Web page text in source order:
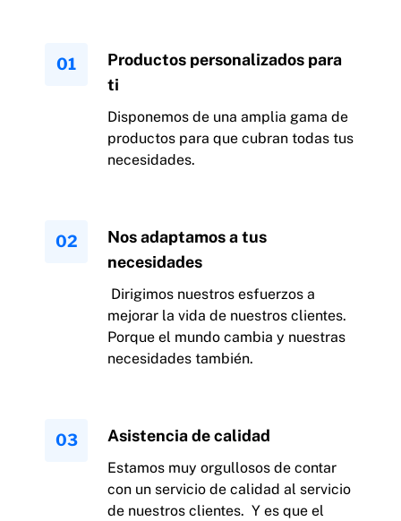
Productos personalizados para
ti
Disponemos de una amplia gama de
productos para que cubran todas tus
necesidades.
Nos adaptamos a tus
necesidades
Dirigimos nuestros esfuerzos a
mejorar la vida de nuestros clientes.
Porque el mundo cambia y nuestras
necesidades también.
Asistencia de calidad
Estamos muy orgullosos de contar
con un servicio de calidad al servicio
de nuestros clientes. Y es que el